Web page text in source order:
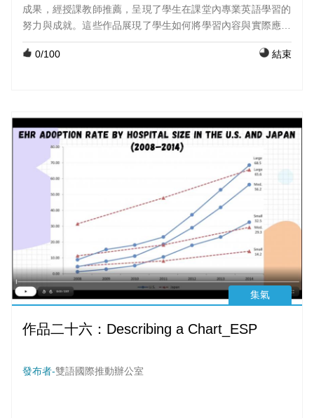
成果，經授課教師推薦，呈現了學生在課堂內專業英語學習的
努力與成就。這些作品展現了學生如何將學習內容與實際應用
英文
0/100 結束
集氣
作品二十六：Describing a Chart_ESP
發布者-雙語國際推動辦公室